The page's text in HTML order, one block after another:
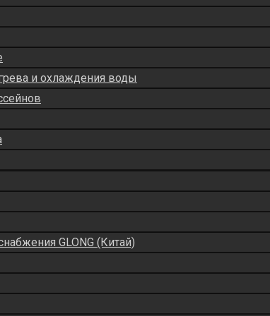
и охлаждения воды
GLONG (Китай)